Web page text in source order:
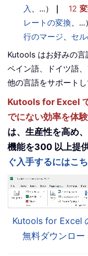
入
、...） ｜ 12
レートの変換 、...）
行のマージ
セ
Kutools はお好みの言
ペイン語、ドイツ語
他の言語をサポートし
Kutools for Excel
でにない効率を体験
は、生産性を高め
機能を300 以上提
ぐ入手するにはこ
Kutools for Excel
無料ダウンロー